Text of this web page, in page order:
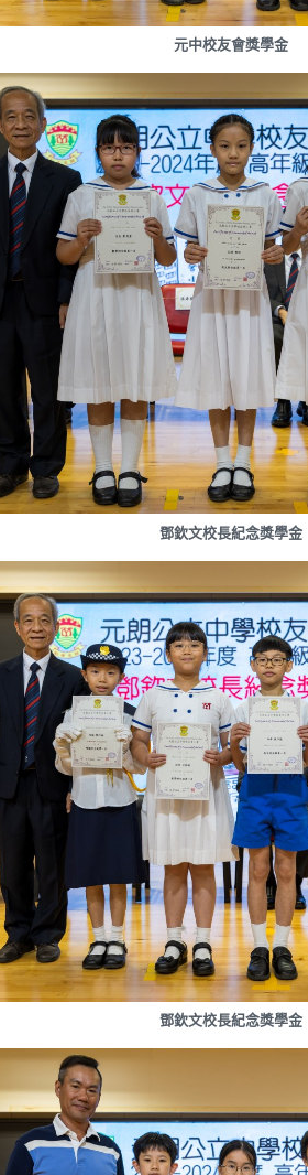
元中校友會獎學金
鄧欽文校長紀念獎學金
鄧欽文校長紀念獎學金